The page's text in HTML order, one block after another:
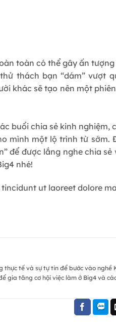
toàn có thể gây ấn
thách bạn “dám” vượt
khác sẽ tạo nên một
buổi chia sẻ kinh nghiệm,
mình một lộ trình từ sớm.
để được lắng nghe chia sẻ
nhé!
ut laoreet dolore
thực tế và sự tự tin để bước vào nghề
gia tăng cơ hội việc làm ở Big4 và